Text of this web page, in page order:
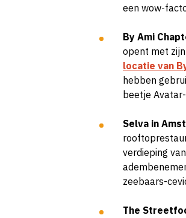
een wow-
By Ami
opent met
locatie van
hebben
beetje
Selva in
verdieping
zeebaars-
The